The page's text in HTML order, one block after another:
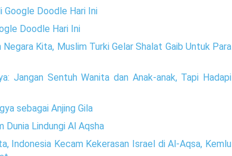
Google Doodle Hari Ini
Doodle Hari Ini
Kita, Muslim Turki Gelar Shalat Gaib Untuk Para
Jangan Sentuh Wanita dan Anak-anak, Tapi Hadapi
sebagai Anjing Gila
Dunia Lindungi Al Aqsha
Indonesia Kecam Kekerasan Israel di Al-Aqsa, Kemlu